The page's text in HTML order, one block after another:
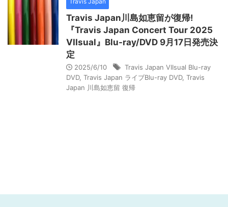
Travis Japan川島如恵留が復帰!
『Travis Japan Concert Tour 2025
VIIsual』Blu-ray/DVD 9月17日発売決
定
2025/6/10
Travis Japan VIIsual Blu-ray
DVD, Travis Japan ライブBlu-ray DVD, Travis
Japan 川島如恵留 復帰